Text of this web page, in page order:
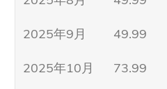
2025年9月 49.99
2025年10月 73.99